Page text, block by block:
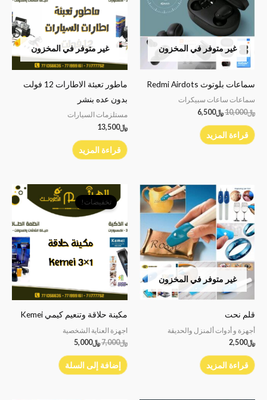
غير متوفر في المخزون
سماعات بلوتوث Redmi Airdots
سماعات ساعات سبيكرات
﷼10,000﷼6,500
قراءة المزيد
غير متوفر في المخزون
ماطور تعبئة الاطارات 12 فولت
بدون عده بنشر
مستلزمات السيارات
﷼13,500
قراءة المزيد
غير متوفر في المخزون
قلم نحت
أجهزة و أدوات ألمنزل والحديقة
﷼2,500
قراءة المزيد
تخفيضات!
مكينة حلاقة وتنعيم كيمي Kemei
اجهزة العناية الشخصية
﷼7,000
السعر
الأصلي
هو:
﷼7,000.
﷼5,000
السعر
الحالي
هو:
﷼5,000.
إضافة إلى السلة